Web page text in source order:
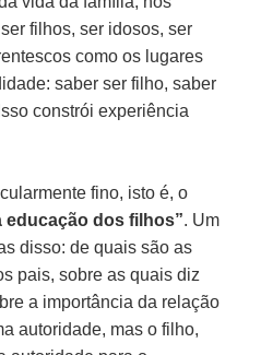
filhos, ser idosos, ser
como os lugares
saber ser filho, saber
constrói experiência
fino, isto é, o
educação dos filhos”. Um
disso: de quais são as
pais, sobre as quais diz
a importância da relação
autoridade, mas o filho,